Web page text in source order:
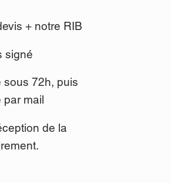
+ notre RIB
signé
sous 72h, puis
par mail
de la